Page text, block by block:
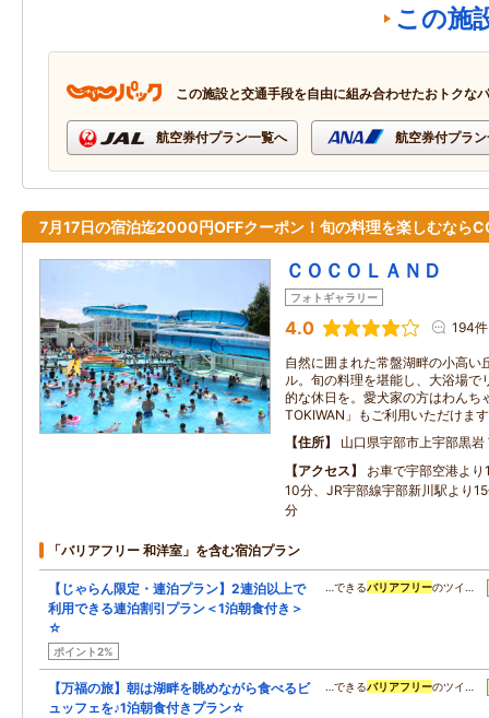
この施
この施設と交通手段を自由に組み合わせたおトクな
航空券付プラン一覧へ 航空券付プラ
7月17日の宿泊迄2000円OFFクーポン！旬の料理を楽しむなら
ＣＯＣＯＬＡＮＤ
フォトギャラリー
4.0 194件
自然に囲まれた常盤湖畔の小高い
ル。旬の料理を堪能し、大浴場で
的な休日を。愛犬家の方はわんち
TOKIWAN」もご利用いただけま
住所
山口県宇部市上宇部黒岩
アクセス
お車で宇部空港よ
10分、JR宇部線宇部新川駅より
分
「バリアフリー 和洋室」を含む宿泊プラン
【じゃらん限定・連泊プラン】2連泊以上で
利用できる連泊割引プラン＜1泊朝食付き＞
☆
ポイント2%
…できるバリアフリーのツイ…
【万福の旅】朝は湖畔を眺めながら食べるビ
ュッフェを♪1泊朝食付きプラン☆
…できるバリアフリーのツイ…